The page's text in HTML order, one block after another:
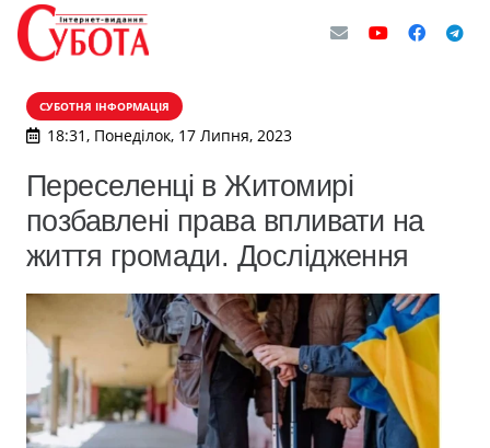
СУБОТНЯ ІНФОРМАЦІЯ
18:31, Понеділок, 17 Липня, 2023
Переселенці в Житомирі
позбавлені права впливати на
життя громади. Дослідження